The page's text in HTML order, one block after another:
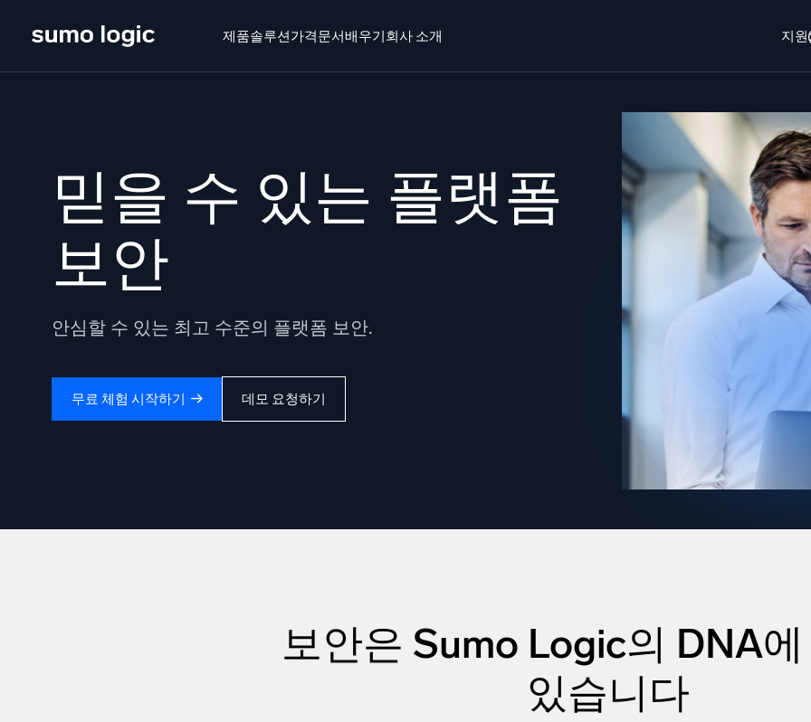
제품솔루션가격문서배우기회사 소개 지원
플랫폼
AI/ML 기반
멀티에이전트 AI 플랫폼
지능형 보안 운영 동적 가시성
모니터링
포괄적인 가
믿을 수 있는 플랫폼
보안
안심할 수 있는 최고 수준의 플랫폼 보안.
무료 체험 시작하기 데모 요청하기
보안은 Sumo Logic의 DNA
있습니다